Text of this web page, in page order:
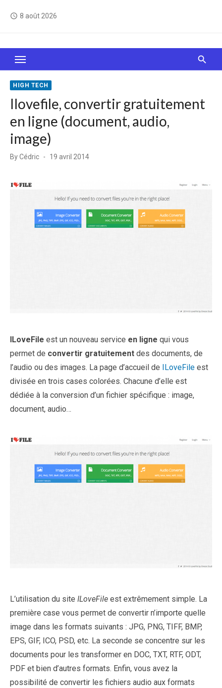
access_time 8 août 2026
Le Web, c'est comme une boîte de chocolats… On
sait jamais sur quoi on va tomber !
HIGH TECH
Ilovefile, convertir gratuitement
en ligne (document, audio,
image)
ByCédric
Posted
19 avril 2014
ILoveFile est un nouveau service en ligne qui vous
permet de convertir gratuitement des documents, de
l’audio ou des images. La page d’accueil de
ILoveFile est
divisée en trois cases colorées. Chacune d’elle est
dédiée à la conversion d’un fichier spécifique : image,
document, audio…
L’utilisation du site ILoveFile est extrêmement simple. La
première case vous permet de convertir n’importe quelle
image dans les formats suivants : JPG, PNG, TIFF, BMP,
EPS, GIF, ICO, PSD, etc. La seconde se concentre sur les
documents pour les transformer en DOC, TXT, RTF, ODT,
PDF et bien d’autres formats. Enfin, vous avez la
possibilité de convertir les fichiers audio aux formats